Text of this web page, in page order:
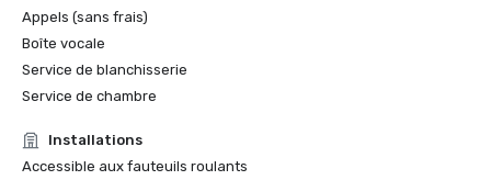
Appels (sans frais)
Boîte vocale
Service de blanchisserie
Service de chambre
Installations
Accessible aux fauteuils roulants